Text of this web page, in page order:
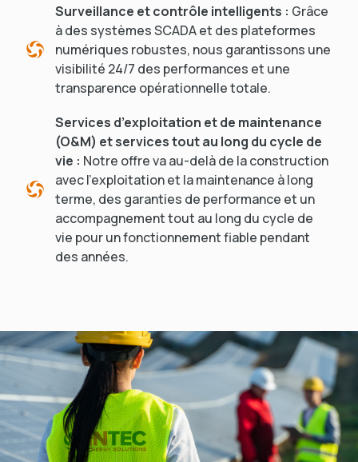
Surveillance et contrôle intelligents : Grâce
à des systèmes SCADA et des plateformes
numériques robustes, nous garantissons une
visibilité 24/7 des performances et une
transparence opérationnelle totale.
Services d’exploitation et de maintenance
(O&M) et services tout au long du cycle de
vie : Notre offre va au-delà de la construction
avec l’exploitation et la maintenance à long
terme, des garanties de performance et un
accompagnement tout au long du cycle de
vie pour un fonctionnement fiable pendant
des années.